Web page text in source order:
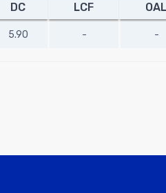
DC LCF OAL
5.90 - -